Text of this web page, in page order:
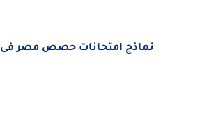
نماذج امتحانات حصص مصر فى